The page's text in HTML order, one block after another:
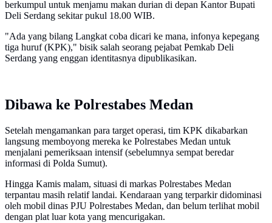
berkumpul untuk menjamu makan durian di depan Kantor Bupati
Deli Serdang sekitar pukul 18.00 WIB.
"Ada yang bilang Langkat coba dicari ke mana, infonya kepegang
tiga huruf (KPK)," bisik salah seorang pejabat Pemkab Deli
Serdang yang enggan identitasnya dipublikasikan.
Dibawa ke Polrestabes Medan
Setelah mengamankan para target operasi, tim KPK dikabarkan
langsung memboyong mereka ke Polrestabes Medan untuk
menjalani pemeriksaan intensif (sebelumnya sempat beredar
informasi di Polda Sumut).
Hingga Kamis malam, situasi di markas Polrestabes Medan
terpantau masih relatif landai. Kendaraan yang terparkir didominasi
oleh mobil dinas PJU Polrestabes Medan, dan belum terlihat mobil
dengan plat luar kota yang mencurigakan.